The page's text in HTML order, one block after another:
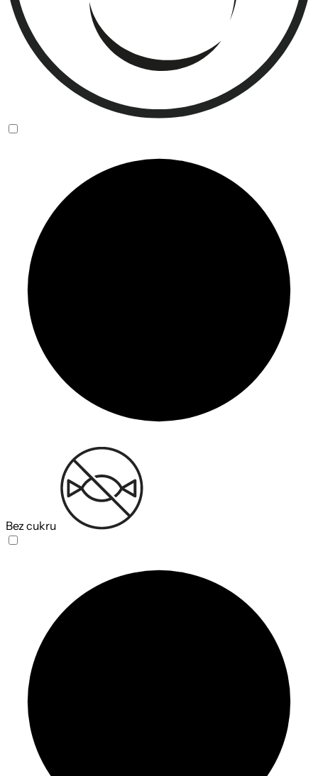
Bez cukru